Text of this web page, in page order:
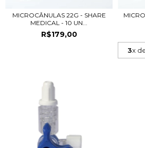
MICROCÂNULAS 22G - SHARE
MEDICAL - 10 UN...
R$179,00
3x